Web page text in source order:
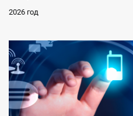
2026 год